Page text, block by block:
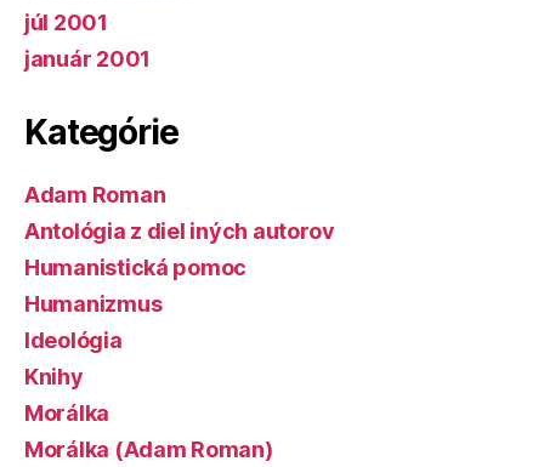
júl 2001
január 2001
Kategórie
Adam Roman
Antológia z diel iných autorov
Humanistická pomoc
Humanizmus
Ideológia
Knihy
Morálka
Morálka (Adam Roman)